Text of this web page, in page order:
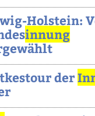
Holstein:
innung
der